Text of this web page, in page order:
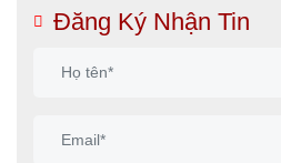
Đăng Ký Nhận Tin